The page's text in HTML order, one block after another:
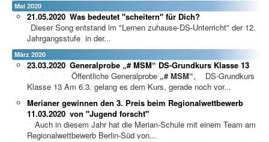
Mai 2020
Was bedeutet "scheitern" für Dich?
21.05.2020
Dieser Song entstand im "Lernen zuhause-DS-Unterricht" der 12.
Jahrgangsstufe in der...
März 2020
Generalprobe „# MSM“ DS-Grundkurs Klasse 13
23.03.2020
Öffentliche Generalprobe „# MSM“, DS-Grundkurs
Klasse 13 Am 6.3. gelang es dem Kurs, gerade noch vor...
Merianer gewinnen den 3. Preis beim Regionalwettbewerb
von "Jugend forscht"
11.03.2020
Auch in diesem Jahr hat die Merian-Schule mit einem Team am
Regionalwettbewerb Berlin-Süd von...